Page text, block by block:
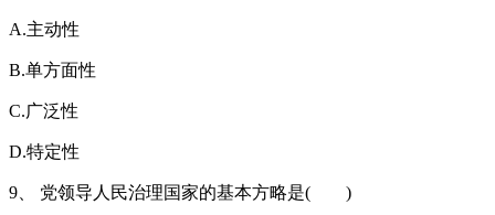
A.主动性
B.单方面性
C.广泛性
D.特定性
9、 党领导人民治理国家的基本方略是( )